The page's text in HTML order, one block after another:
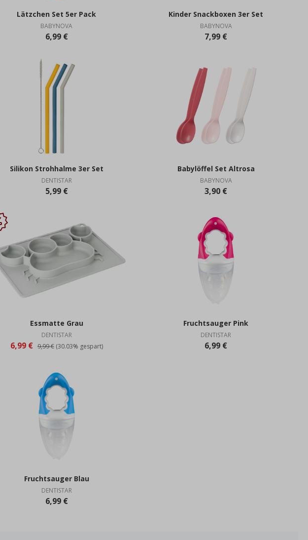
Lätzchen Set 5er Pack
BABYNOVA
6,99 €
Kinder Snackboxen 3er Set
BABYNOVA
7,99 €
Silikon Strohhalme 3er Set
DENTISTAR
5,99 €
Babylöffel Set Altrosa
BABYNOVA
3,90 €
Essmatte Grau
DENTISTAR
6,99 € 9,99 € (30.03% gespart)
Fruchtsauger Pink
DENTISTAR
6,99 €
Fruchtsauger Blau
DENTISTAR
6,99 €